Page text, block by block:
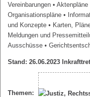
Vereinbarungen • Aktenpläne
Organisationspläne •
und Konzepte • Karten,
Meldungen und
Ausschüsse •
Stand: 26.06.2023
Themen: